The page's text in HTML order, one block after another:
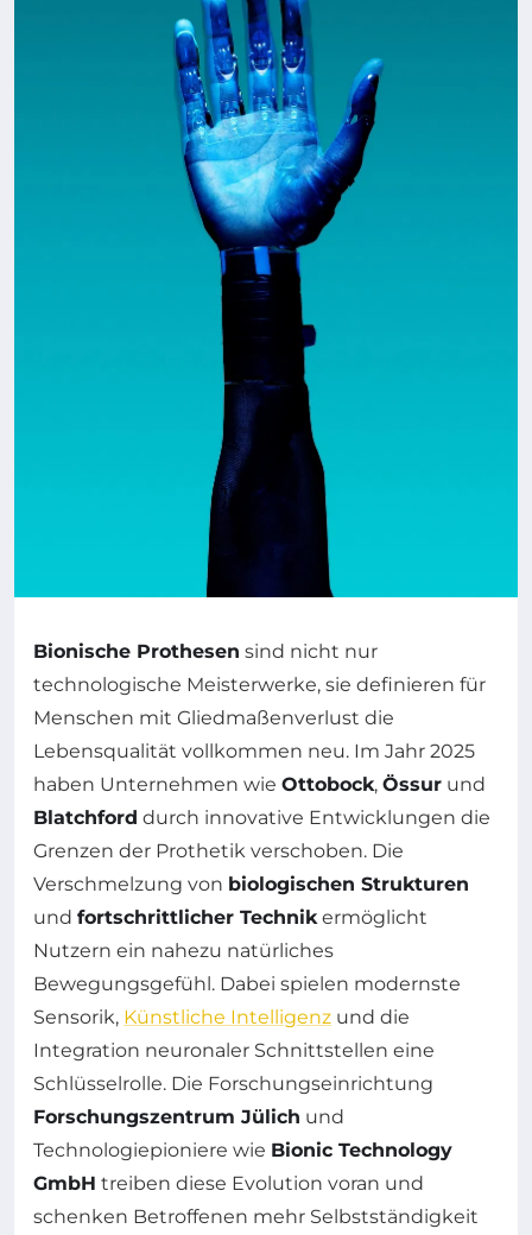
Bionische Prothesen sind nicht nur
technologische Meisterwerke, sie definieren für
Menschen mit Gliedmaßenverlust die
Lebensqualität vollkommen neu. Im Jahr 2025
haben Unternehmen wie Ottobock, Össur und
Blatchford durch innovative Entwicklungen die
Grenzen der Prothetik verschoben. Die
Verschmelzung von biologischen Strukturen
und fortschrittlicher Technikermöglicht
Nutzern ein nahezu natürliches
Bewegungsgefühl. Dabei spielen modernste
Sensorik, Künstliche Intelligenz und die
Integration neuronaler Schnittstellen eine
Schlüsselrolle. Die Forschungseinrichtung
Forschungszentrum Jülich und
Technologiepioniere wie Bionic Technology
GmbH treiben diese Evolution voran und
schenken Betroffenen mehr Selbstständigkeit